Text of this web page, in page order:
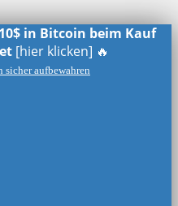
in Bitcoin beim Kauf
[hier klicken] 🔥
aufbewahren